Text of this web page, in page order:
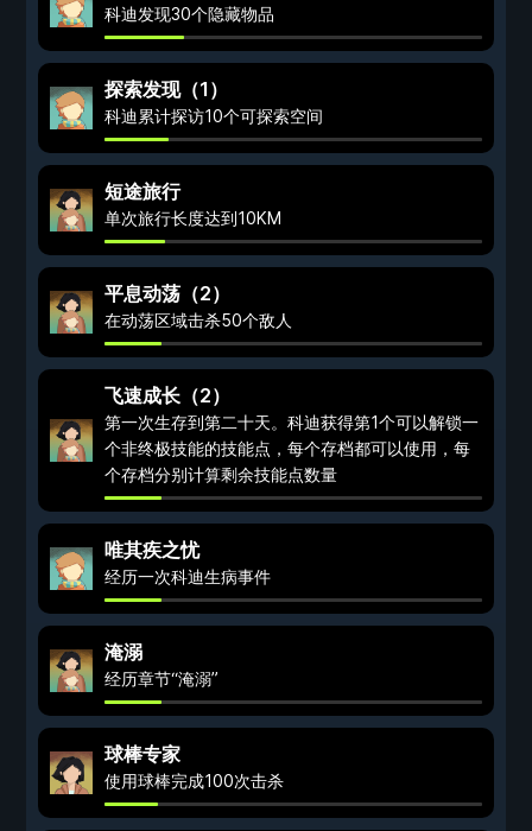
科迪发现30个隐藏物品
探索发现（1）
科迪累计探访10个可探索空间
短途旅行
单次旅行长度达到10KM
平息动荡（2）
在动荡区域击杀50个敌人
飞速成长（2）
第一次生存到第二十天。科迪获得第1个可以解锁一
个非终极技能的技能点，每个存档都可以使用，每
个存档分别计算剩余技能点数量
唯其疾之忧
经历一次科迪生病事件
淹溺
经历章节“淹溺”
球棒专家
使用球棒完成100次击杀